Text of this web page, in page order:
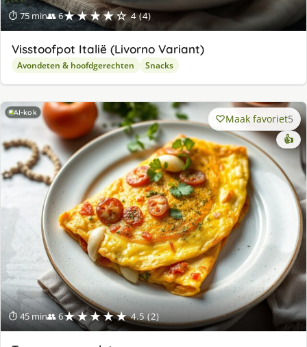
⏱ 75 min👥 6★★★★☆ 4 (4)
Visstoofpot Italië (Livorno Variant)
Avondeten & hoofdgerechten Snacks
AI-kok
⏱ 45 min👥 6★★★★★ 4.5 (2)
Maak favoriet5
👍